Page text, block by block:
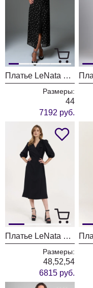
Платье LeNata 16392 черный в рисунок
Размеры:
44
7192 руб.
Платье LeNata 11342 черный
Размеры:
48,52,54
6815 руб.